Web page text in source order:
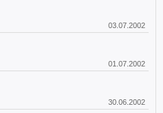
03.07.2002
01.07.2002
30.06.2002